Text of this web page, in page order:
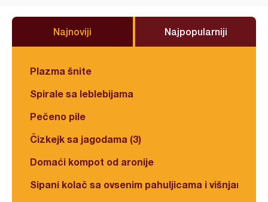
Najnoviji Najpopularniji
Plazma šnite
Spirale sa leblebijama
Pečeno pile
Čizkejk sa jagodama (3)
Domaći kompot od aronije
Sipani kolač sa ovsenim pahuljicama i višnjama